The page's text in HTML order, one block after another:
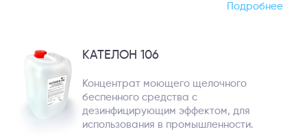
Подробнее
КАТЕЛОН 106
Концентрат моющего щелочного
беспенного средства с
дезинфицирующим эффектом, для
использования в промышленности.